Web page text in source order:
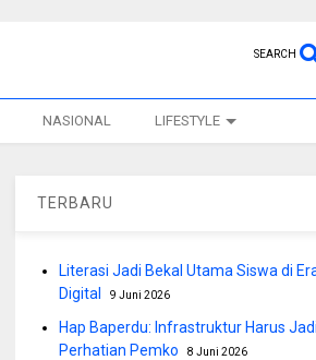
SEARCH
NASIONAL LIFESTYLE
TERBARU
Literasi Jadi Bekal Utama Siswa di
Digital
9 Juni 2026
Hap Baperdu: Infrastruktur Harus Jadi
Perhatian Pemko
8 Juni 2026